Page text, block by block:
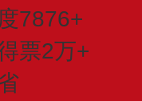
7876+
票2万+